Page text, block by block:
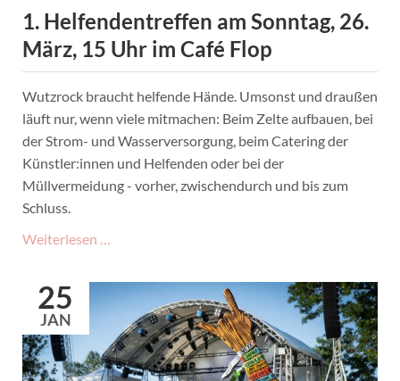
1. Helfendentreffen am Sonntag, 26.
März, 15 Uhr im Café Flop
Wutzrock braucht helfende Hände. Umsonst und draußen
läuft nur, wenn viele mitmachen: Beim Zelte aufbauen, bei
der Strom- und Wasserversorgung, beim Catering der
Künstler:innen und Helfenden oder bei der
Müllvermeidung - vorher, zwischendurch und bis zum
Schluss.
Weiterlesen …
am
Sonntag,
26.
März,
15
25
JAN